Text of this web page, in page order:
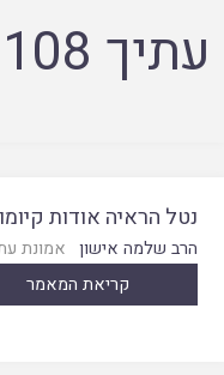
עתיך 108
נטל הראיה אודות
הרב שלמה אישון אמונת עתיך
קריאת המאמר